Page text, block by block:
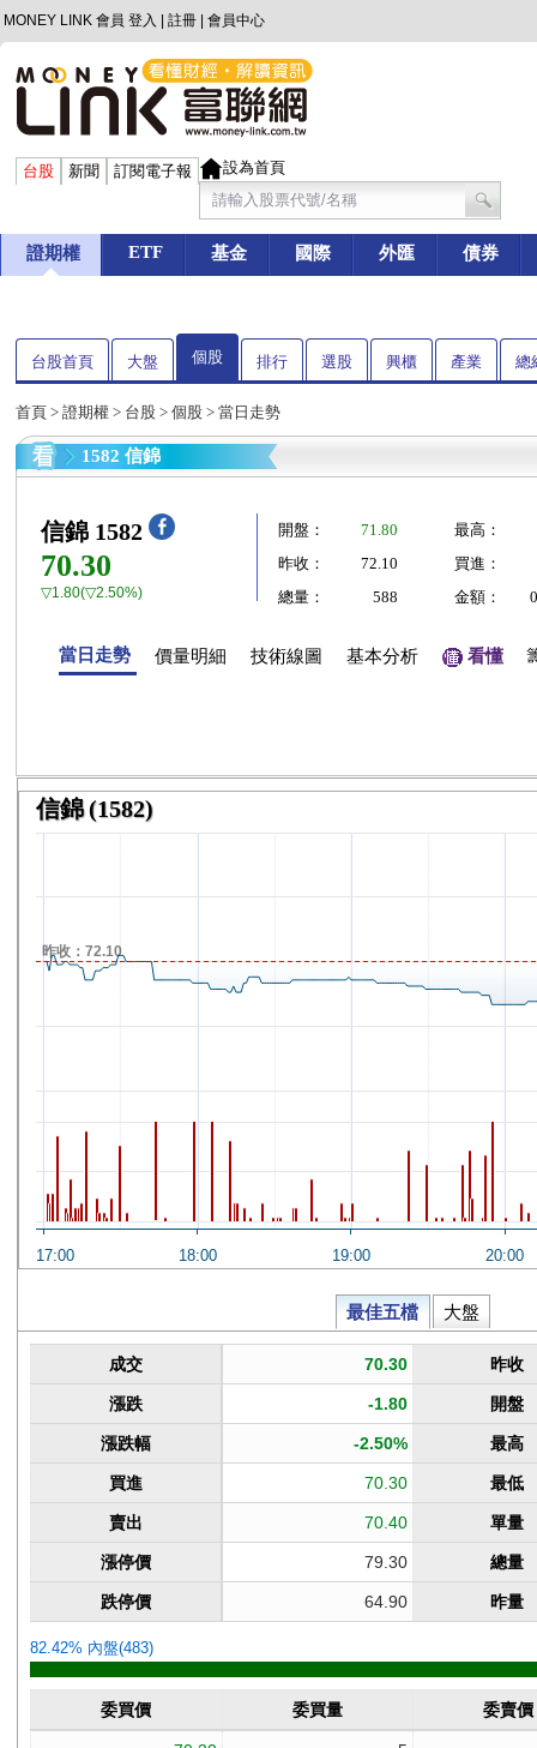
MONEY LINK 會員 登入 註冊 會員中心
台股 新聞 訂閱電子報 設為首頁
證期權 ETF 基金 國際 外匯 債券
台股首頁 大盤 個股 排行 選股 興櫃 產業 總
首頁 > 證期權 > 台股 > 個股 > 當日走勢
1582 信錦
信錦 1582
70.30
▽1.80(▽2.50%)
開盤： 71.80
最高：
昨收：
72.10
買進：
總量：
588 金額：
當日走勢 價量明細 技術線圖 基本分析 看懂